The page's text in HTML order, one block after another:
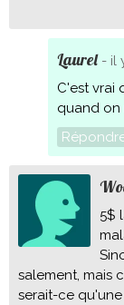
Laurel- il
C'est vrai
quand on
5$
salement, mais
serait-ce